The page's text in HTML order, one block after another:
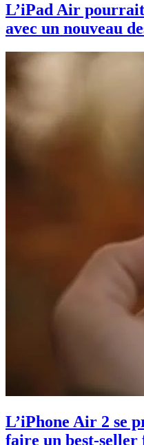
L’iPad Air
avec un nouveau
L’iPhone Air 2 se
faire un best-seller